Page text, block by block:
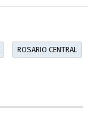
ROSARIO CENTRAL